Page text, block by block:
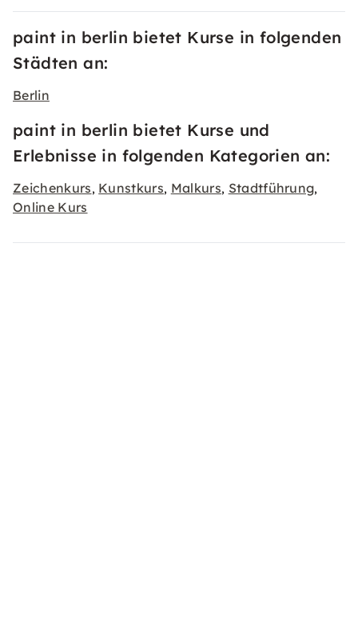
paint in berlin bietet Kurse in folgenden
Städten an:
Berlin
paint in berlin bietet Kurse und
Erlebnisse in folgenden Kategorien an:
Zeichenkurs, Kunstkurs, Malkurs, Stadtführung,
Online Kurs